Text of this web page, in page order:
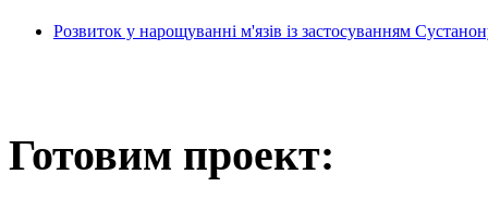
Розвиток у нарощуванні м'язів із застосуванням
Готовим проект: